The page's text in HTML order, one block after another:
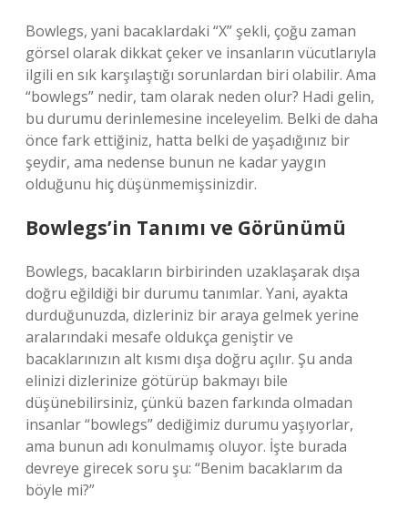
Bowlegs, yani bacaklardaki “X” şekli, çoğu zaman
görsel olarak dikkat çeker ve insanların vücutlarıyla
ilgili en sık karşılaştığı sorunlardan biri olabilir. Ama
“bowlegs” nedir, tam olarak neden olur? Hadi gelin,
bu durumu derinlemesine inceleyelim. Belki de daha
önce fark ettiğiniz, hatta belki de yaşadığınız bir
şeydir, ama nedense bunun ne kadar yaygın
olduğunu hiç düşünmemişsinizdir.
Bowlegs’in Tanımı ve Görünümü
Bowlegs, bacakların birbirinden uzaklaşarak dışa
doğru eğildiği bir durumu tanımlar. Yani, ayakta
durduğunuzda, dizleriniz bir araya gelmek yerine
aralarındaki mesafe oldukça geniştir ve
bacaklarınızın alt kısmı dışa doğru açılır. Şu anda
elinizi dizlerinize götürüp bakmayı bile
düşünebilirsiniz, çünkü bazen farkında olmadan
insanlar “bowlegs” dediğimiz durumu yaşıyorlar,
ama bunun adı konulmamış oluyor. İşte burada
devreye girecek soru şu: “Benim bacaklarım da
böyle mi?”